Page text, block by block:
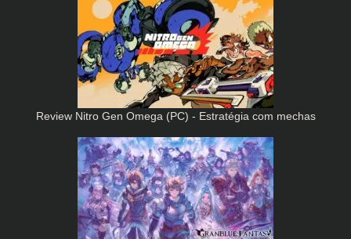
Review Nitro Gen Omega (PC) - Estratégia com mechas